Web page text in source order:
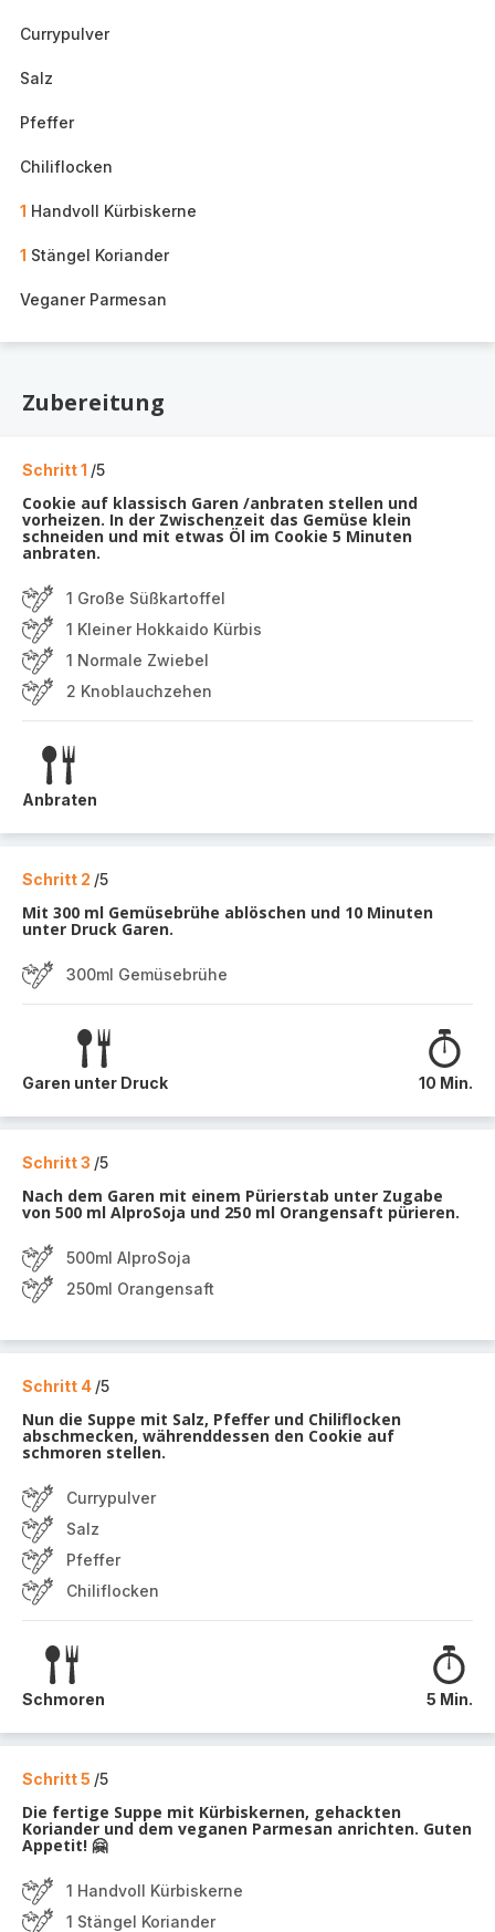
Currypulver
Salz
Pfeffer
Chiliflocken
1 Handvoll Kürbiskerne
1 Stängel Koriander
Veganer Parmesan
Zubereitung
Schritt 1 /5
Cookie auf klassisch Garen /anbraten stellen und
vorheizen. In der Zwischenzeit das Gemüse klein
schneiden und mit etwas Öl im Cookie 5 Minuten
anbraten.
1 Große Süßkartoffel
1 Kleiner Hokkaido Kürbis
1 Normale Zwiebel
2 Knoblauchzehen
Anbraten
Schritt 2 /5
Mit 300 ml Gemüsebrühe ablöschen und 10 Minuten
unter Druck Garen.
300ml Gemüsebrühe
Garen unter Druck 10 Min.
Schritt 3 /5
Nach dem Garen mit einem Pürierstab unter Zugabe
von 500 ml AlproSoja und 250 ml Orangensaft pürieren.
500ml AlproSoja
250ml Orangensaft
Schritt 4 /5
Nun die Suppe mit Salz, Pfeffer und Chiliflocken
abschmecken, währenddessen den Cookie auf
schmoren stellen.
Currypulver
Salz
Pfeffer
Chiliflocken
Schmoren 5 Min.
Schritt 5 /5
Die fertige Suppe mit Kürbiskernen, gehackten
Koriander und dem veganen Parmesan anrichten. Guten
Appetit! 🤗
1 Handvoll Kürbiskerne
1 Stängel Koriander